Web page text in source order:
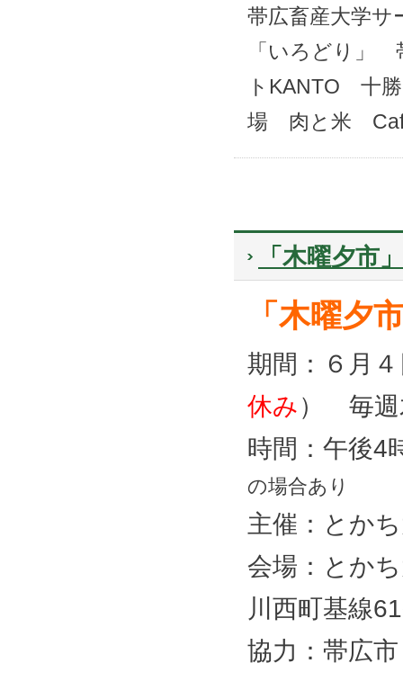
帯広畜産大学
「いろどり」
トKANTO 十
場 肉と米
「木曜夕市
「木曜夕
期間：６月
休み） 毎週
時間：午後4
の場合あり
主催：とか
会場：とか
川西町基線
協力：帯広市